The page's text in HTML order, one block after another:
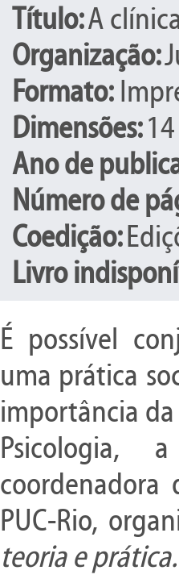
Título:A
Organização:
Formato:
Dimensões:
Ano de
Número de
Coedição:
Livro
É possível
uma prática
importância
Psicologia,
coordenadora
PUC-Rio,
teoria e prática.